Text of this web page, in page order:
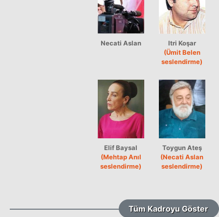
Necati Aslan
Itri Koşar
(Ümit Belen
seslendirme)
Elif Baysal
(Mehtap Anıl
seslendirme)
Toygun Ateş
(Necati Aslan
seslendirme)
Tüm Kadroyu Göster